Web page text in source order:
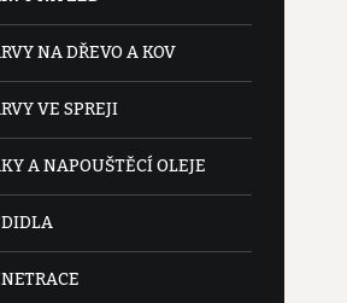
NA DŘEVO A KOV
VE SPREJI
A NAPOUŠTĚCÍ OLEJE